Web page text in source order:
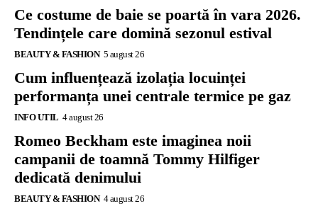
Ce costume de baie se poartă în vara 2026.
Tendințele care domină sezonul estival
BEAUTY & FASHION 5 august 26
Cum influențează izolația locuinței
performanța unei centrale termice pe gaz
INFO UTIL 4 august 26
Romeo Beckham este imaginea noii
campanii de toamnă Tommy Hilfiger
dedicată denimului
BEAUTY & FASHION 4 august 26